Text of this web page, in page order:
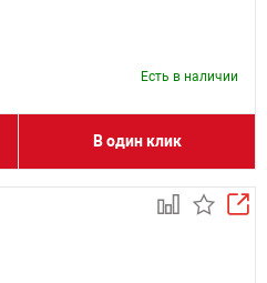
Есть в наличии
В один клик